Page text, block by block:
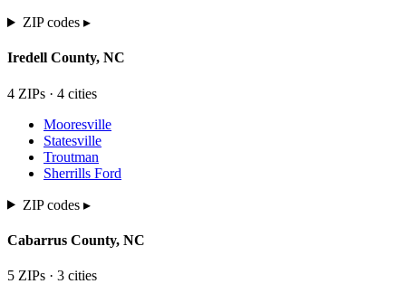
ZIP codes ▸
Iredell County, NC
4 ZIPs · 4 cities
Mooresville
Statesville
Troutman
Sherrills Ford
ZIP codes ▸
Cabarrus County, NC
5 ZIPs · 3 cities